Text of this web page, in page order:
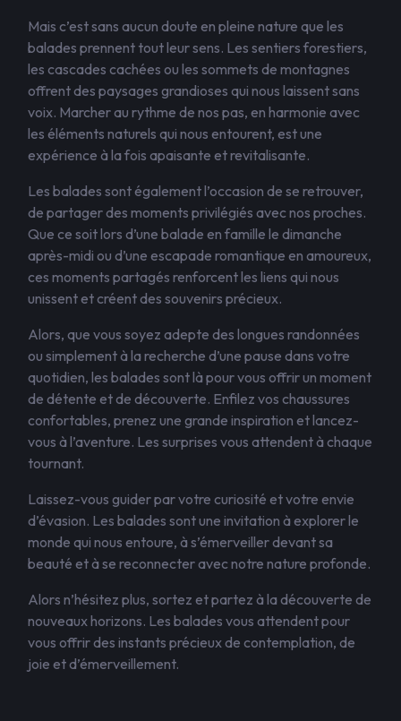
Mais c’est sans aucun doute en pleine nature que les
balades prennent tout leur sens. Les sentiers forestiers,
les cascades cachées ou les sommets de montagnes
offrent des paysages grandioses qui nous laissent sans
voix. Marcher au rythme de nos pas, en harmonie avec
les éléments naturels qui nous entourent, est une
expérience à la fois apaisante et revitalisante.
Les balades sont également l’occasion de se retrouver,
de partager des moments privilégiés avec nos proches.
Que ce soit lors d’une balade en famille le dimanche
après-midi ou d’une escapade romantique en amoureux,
ces moments partagés renforcent les liens qui nous
unissent et créent des souvenirs précieux.
Alors, que vous soyez adepte des longues randonnées
ou simplement à la recherche d’une pause dans votre
quotidien, les balades sont là pour vous offrir un moment
de détente et de découverte. Enfilez vos chaussures
confortables, prenez une grande inspiration et lancez-
vous à l’aventure. Les surprises vous attendent à chaque
tournant.
Laissez-vous guider par votre curiosité et votre envie
d’évasion. Les balades sont une invitation à explorer le
monde qui nous entoure, à s’émerveiller devant sa
beauté et à se reconnecter avec notre nature profonde.
Alors n’hésitez plus, sortez et partez à la découverte de
nouveaux horizons. Les balades vous attendent pour
vous offrir des instants précieux de contemplation, de
joie et d’émerveillement.